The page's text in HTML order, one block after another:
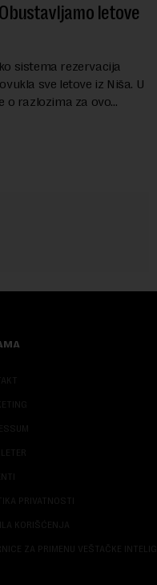
letove
sistema rezervacija
sve letove iz Niša. U
o razlozima za ovo
PRIVATNOSTI
KORIŠĆENJA
ZA PRIMENU VEŠTAČKE